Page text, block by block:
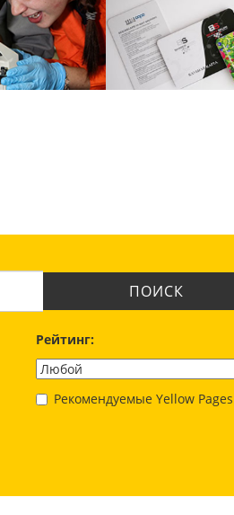
ПОИСК
Рейтинг:
Рекомендуемые Yellow Pages